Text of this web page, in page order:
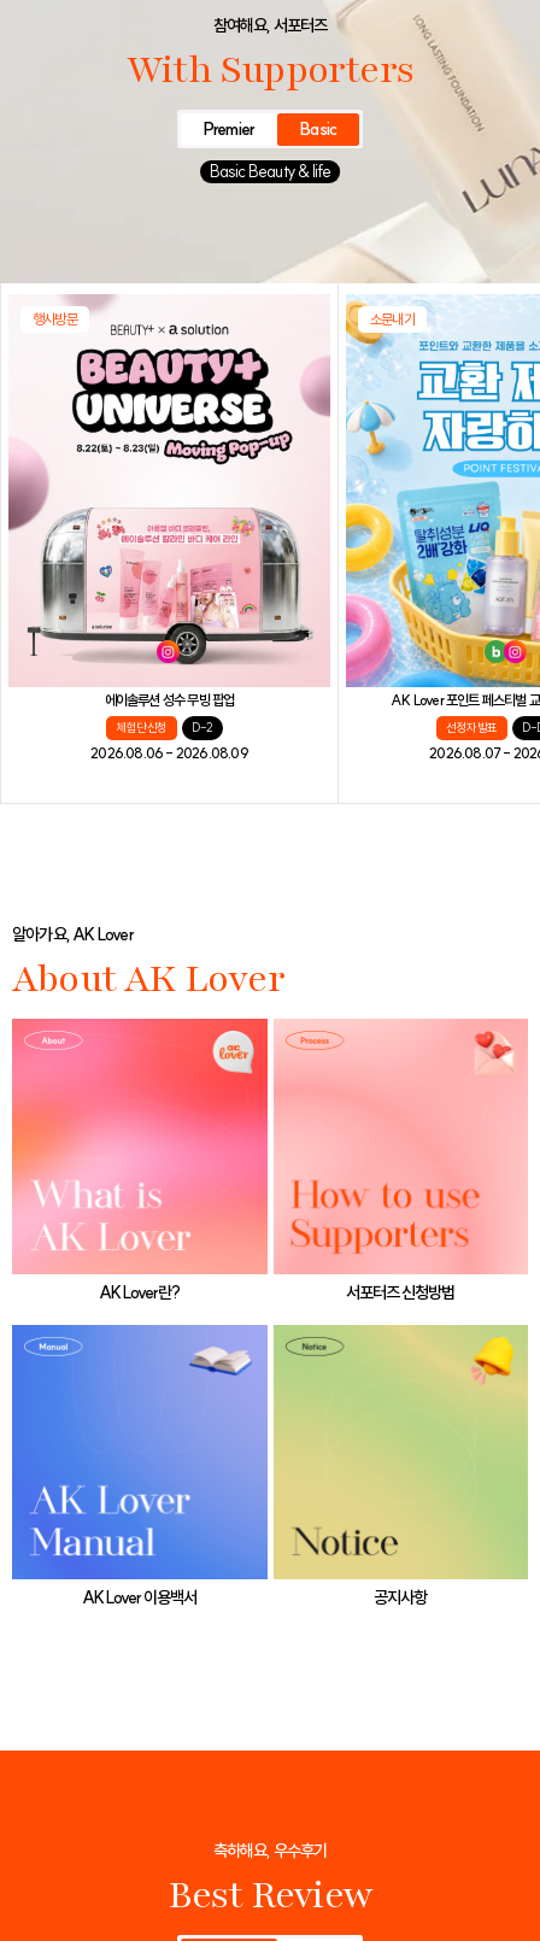
참여해요, 서포터즈
With Supporters
Premier
Basic
Basic Beauty & life
행사방문
에이솔루션 성수 무빙 팝업
체험단 신청 D-2
2026.08.06 - 2026.08.09
소문내기
AK Lover 포인트 페스티벌
선정자 발표 D-
2026.08.07 -
알아가요, AK Lover
About AK Lover
AK Lover란? 서포터즈 신청방법
AK Lover 이용백서 공지사항
축하해요, 우수후기
Best Review